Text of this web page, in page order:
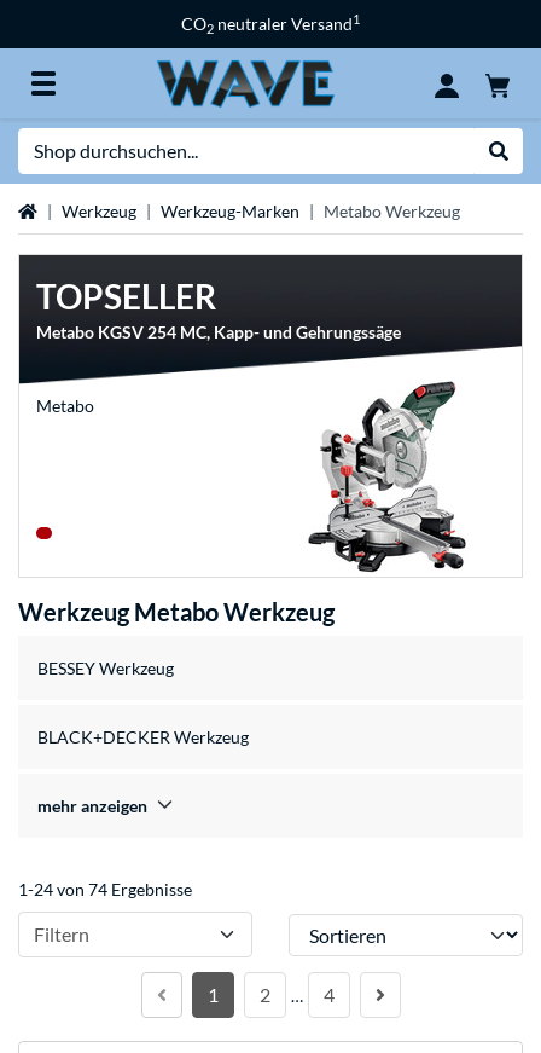
CO2 neutraler Versand1
StartseiteWerkzeug Werkzeug-Marken Metabo Werkzeug
TOPSELLER
Metabo KGSV 254 MC, Kapp- und Gehrungssäge
Metabo
Werkzeug Metabo Werkzeug
BESSEY Werkzeug
BLACK+DECKER Werkzeug
mehr anzeigen
1-24 von 74 Ergebnisse
Filtern Sortieren
1 2 … 4